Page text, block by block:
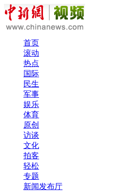
首页
滚动
热点
国际
民生
军事
娱乐
体育
原创
访谈
文化
拍客
轻松
专题
新闻发布厅